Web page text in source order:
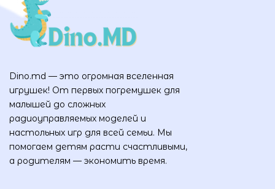
Dino.md — это огромная вселенная
игрушек! От первых погремушек для
малышей до сложных
радиоуправляемых моделей и
настольных игр для всей семьи. Мы
помогаем детям расти счастливыми,
а родителям — экономить время.